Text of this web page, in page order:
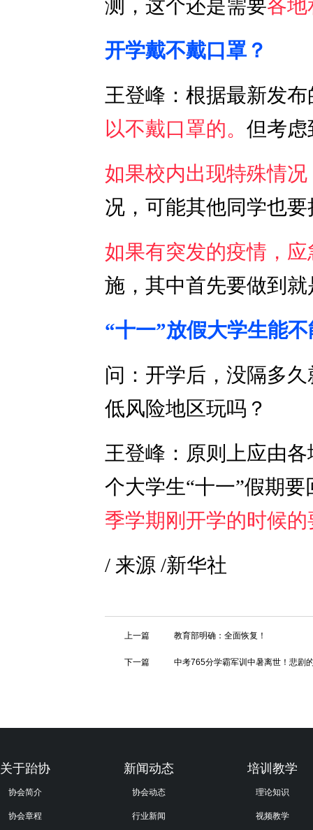
测，这个还是需要各地
开学戴不戴口罩？
王登峰：根据最新发
以不戴口罩的。 但考虑
如果校内出现特殊情况
况，可能其他同学也
如果有突发的疫情，
施，其中首先要做到
“十一”放假大学生能
问：开学后，没隔多
低风险地区玩吗？
王登峰：原则上应由
个大学生“十一”假期
季学期刚开学的时候
/ 来源 /新华社
上一篇 教育部明确：全面恢复！
下一篇 中考765分学霸军训中暑离世！悲剧
关于跆协
协会简介
协会章程
新闻动态
协会动态
行业新闻
培训教学
理论知识
视频教学